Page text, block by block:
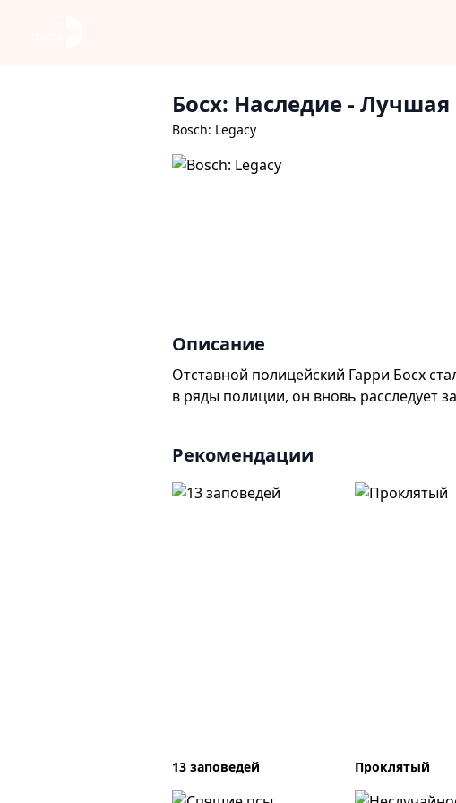
Босх: Наследие- Лучшая
Bosch: Legacy
Описание
Отставной полицейский Гарри Босх
в ряды полиции, он вновь расследует
Рекомендации
13 заповедей Проклятый